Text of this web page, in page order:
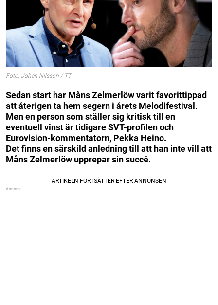
Foto: Johan Nilsson / TT
Sedan start har Måns Zelmerlöw varit favorittippad
att återigen ta hem segern i årets Melodifestival.
Men en person som ställer sig kritisk till en
eventuell vinst är tidigare SVT-profilen och
Eurovision-kommentatorn, Pekka Heino.
Det finns en särskild anledning till att han inte vill att
Måns Zelmerlöw upprepar sin succé.